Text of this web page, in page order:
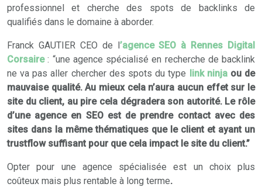
professionnel et cherche des spots de backlinks de
qualifiés dans le domaine à aborder.
Franck GAUTIER CEO de l’agence SEO à Rennes Digital
Corsaire: “une agence spécialisé en recherche de backlink
ne va pas aller chercher des spots du type link ninjaou de
mauvaise qualité. Au mieux cela n’aura aucun effet sur le
site du client, au pire cela dégradera son autorité. Le rôle
d’une agence en SEO est de prendre contact avec des
sites dans la même thématiques que le client et ayant un
trustflow suffisant pour que cela impact le site du client.”
Opter pour une agence spécialisée est un choix plus
coûteux mais plus rentable à long terme.